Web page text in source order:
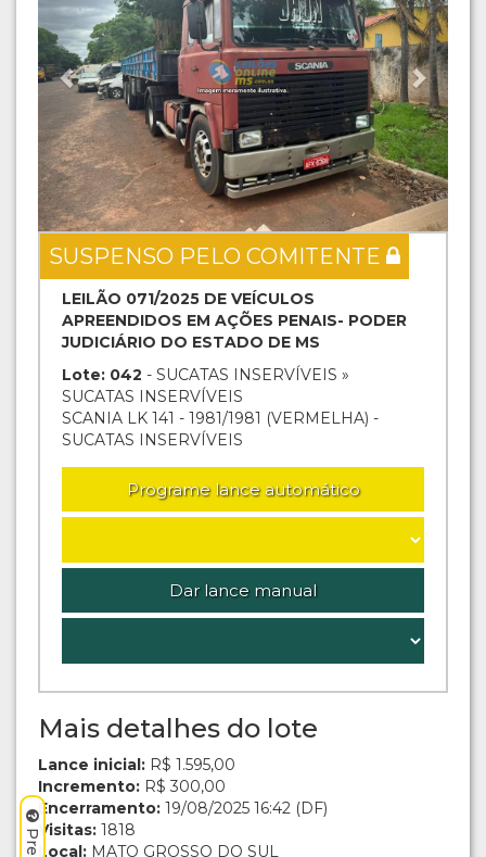
SUSPENSO PELO COMITENTE
LEILÃO 071/2025 DE VEÍCULOS
APREENDIDOS EM AÇÕES PENAIS- PODER
JUDICIÁRIO DO ESTADO DE MS
Lote: 042 - SUCATAS INSERVÍVEIS »
SUCATAS INSERVÍVEIS
SCANIA LK 141 - 1981/1981 (VERMELHA) -
SUCATAS INSERVÍVEIS
Programe lance automático
Dar lance manual
Mais detalhes do lote
Lance inicial: R$ 1.595,00
Incremento: R$ 300,00
Encerramento: 19/08/2025 16:42 (DF)
Visitas: 1818
Local: MATO GROSSO DO SUL